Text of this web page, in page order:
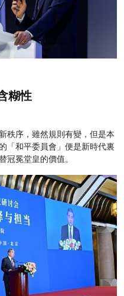
糊性
秩序，雖然規則有變，但是本
「和平委員會」便是新時代裏
冠冕堂皇的價值。